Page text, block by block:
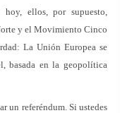
ellos, por supuesto,
y el Movimiento Cinco
La Unión Europea se
basada en la geopolítica
un referéndum. Si ustedes